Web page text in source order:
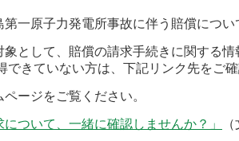
一原子力発電所事故に伴う賠償につ
として、賠償の請求手続きに関する
きていない方は、下記リンク先をご
ージをご覧ください。
ついて、一緒に確認しませんか？」